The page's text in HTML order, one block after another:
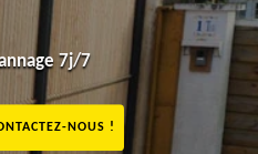
7j/7
NOUS !